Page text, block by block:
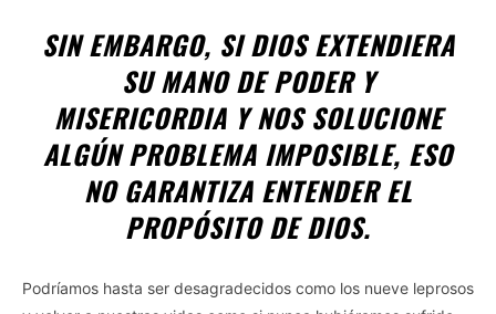
SIN EMBARGO, SI DIOS EXTENDIERA
SU MANO DE PODER Y
MISERICORDIA Y NOS SOLUCIONE
ALGÚN PROBLEMA IMPOSIBLE, ESO
NO GARANTIZA ENTENDER EL
PROPÓSITO DE DIOS.
Podríamos hasta ser desagradecidos como los nueve leprosos